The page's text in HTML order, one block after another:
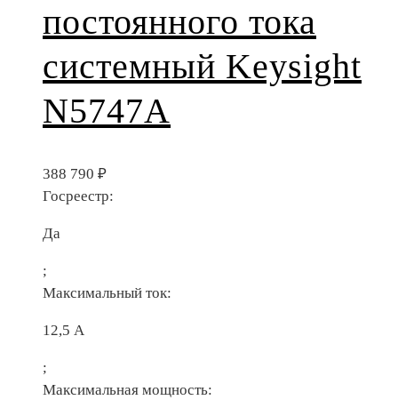
постоянного тока
системный Keysight
N5747A
388 790 ₽
Госреестр:
Да
;
Максимальный ток:
12,5 А
;
Максимальная мощность: